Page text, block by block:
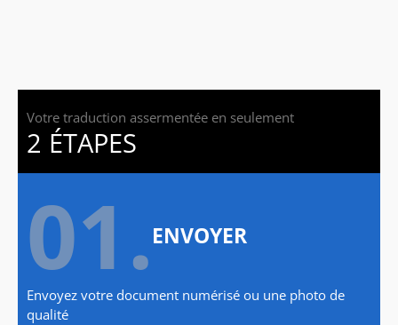
Votre traduction assermentée en seulement
2 ÉTAPES
01.ENVOYER
Envoyez votre document numérisé ou une photo de
qualité